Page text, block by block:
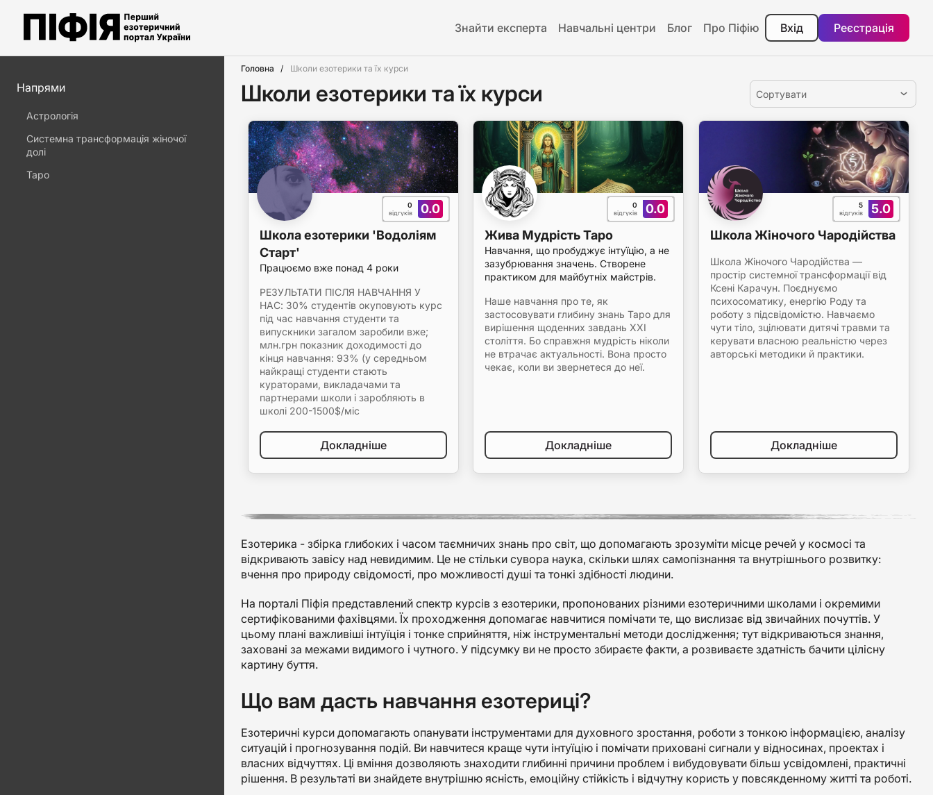
Знайти експерта Навчальні центри Блог Про Піфію Вхід Реєстрація
Головна Школи езотерики та їх курси
Школи езотерики та їх курси Сортувати
0.0
0
відгуків
Школа езотерики 'Водоліям
Старт'
Працюємо вже понад 4 роки
РЕЗУЛЬТАТИ ПІСЛЯ НАВЧАННЯ У
НАС: 30% студентів окуповують курс
під час навчання студенти та
випускники загалом заробили вже;
млн.грн показник доходимості до
кінця навчання: 93% (у середньом
найкращі студенти стають
кураторами, викладачами та
партнерами школи і заробляють в
школі 200-1500$/міс
Докладніше
0.0
0
відгуків
Жива Мудрість Таро
Навчання, що пробуджує інтуїцію, а не
зазубрювання значень. Створене
практиком для майбутніх майстрів.
Наше навчання про те, як
застосовувати глибину знань Таро для
вирішення щоденних завдань XXI
століття. Бо справжня мудрість ніколи
не втрачає актуальності. Вона просто
чекає, коли ви звернетеся до неї.
Докладніше
5.0
5
відгуків
Школа Жіночого Чародійства
Школа Жіночого Чародійства —
простір системної трансформації від
Ксені Карачун. Поєднуємо
психосоматику, енергію Роду та
роботу з підсвідомістю. Навчаємо
чути тіло, зцілювати дитячі травми та
керувати власною реальністю через
авторські методики й практики.
Докладніше
Езотерика - збірка глибоких і часом таємничих знань про світ, що допомагають зрозуміти місце речей у космосі та
відкривають завісу над невидимим. Це не стільки сувора наука, скільки шлях самопізнання та внутрішнього розвитку:
вчення про природу свідомості, про можливості душі та тонкі здібності людини.
На порталі Піфія представлений спектр курсів з езотерики, пропонованих різними езотеричними школами і окремими
сертифікованими фахівцями. Їх проходження допомагає навчитися помічати те, що вислизає від звичайних почуттів. У
цьому плані важливіші інтуїція і тонке сприйняття, ніж інструментальні методи дослідження; тут відкриваються знання,
заховані за межами видимого і чутного. У підсумку ви не просто збираєте факти, а розвиваєте здатність бачити цілісну
картину буття.
Що вам дасть навчання езотериці?
Езотеричні курси допомагають опанувати інструментами для духовного зростання, роботи з тонкою інформацією, аналізу
ситуацій і прогнозування подій. Ви навчитеся краще чути інтуїцію і помічати приховані сигнали у відносинах, проектах і
власних відчуттях. Ці вміння дозволяють знаходити глибинні причини проблем і вибудовувати більш усвідомлені, практичні
рішення. В результаті ви знайдете внутрішню ясність, емоційну стійкість і відчутну користь у повсякденному житті та роботі.
Напрями
Астрологія
Системна трансформація жіночої
долі
Таро